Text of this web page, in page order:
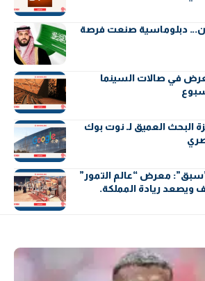
دبلوماسية صنعت فرصة
في صالات السينما
البحث العميق لـ نوت بوك
معرض “عالم التمور”